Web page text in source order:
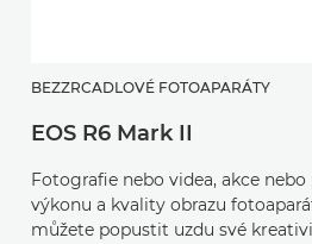
BEZZRCADLOVÉ FOTOAPARÁTY
EOS R6 Mark II
Fotografie nebo videa, akce
výkonu a kvality obrazu
můžete popustit uzdu své